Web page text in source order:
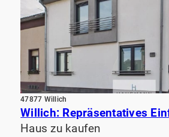
47877 Willich
Haus zu kaufen